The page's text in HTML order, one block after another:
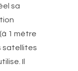
sa
1 mètre
satellites
Il